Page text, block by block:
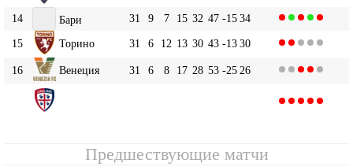
14
Бари 31 9 7 15 32 47 -15 34
15
Торино 31 6 12 13 30 43 -13 30
16 Венеция 31 6 8 17 28 53 -25 26
Предшествующие матчи